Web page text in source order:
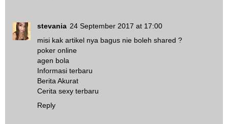
stevania 24 September 2017 at 17:00
misi kak artikel nya bagus nie boleh shared ?
poker online
agen bola
Informasi terbaru
Berita Akurat
Cerita sexy terbaru
Reply